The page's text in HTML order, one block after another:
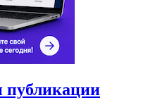
публикации